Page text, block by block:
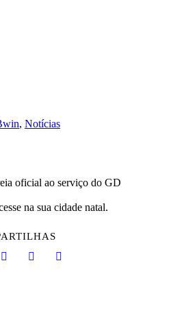
, Notícias
oficial ao serviço do GD
na sua cidade natal.